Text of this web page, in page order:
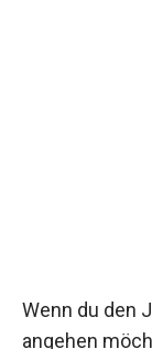
Wenn du den
angehen